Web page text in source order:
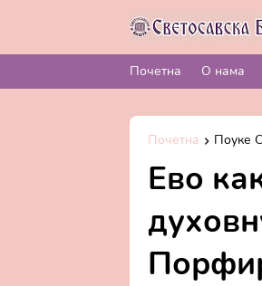
Почетна О нама
Почетна Поуке
Ево